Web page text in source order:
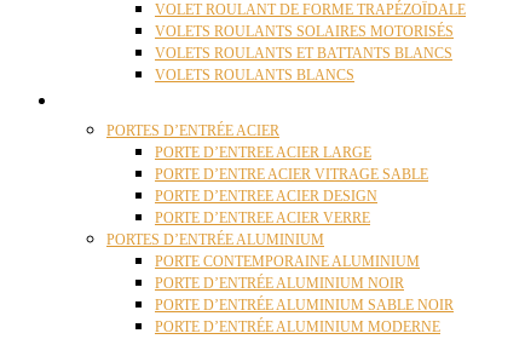
VOLET ROULANT DE FORME TRAPÉZOÏDALE
VOLETS ROULANTS SOLAIRES MOTORISÉS
VOLETS ROULANTS ET BATTANTS BLANCS
VOLETS ROULANTS BLANCS
PORTES D’ENTRÉE ACIER
PORTE D’ENTREE ACIER LARGE
PORTE D’ENTRE ACIER VITRAGE SABLE
PORTE D’ENTREE ACIER DESIGN
PORTE D’ENTREE ACIER VERRE
PORTES D’ENTRÉE ALUMINIUM
PORTE CONTEMPORAINE ALUMINIUM
PORTE D’ENTRÉE ALUMINIUM NOIR
PORTE D’ENTRÉE ALUMINIUM SABLE NOIR
PORTE D’ENTRÉE ALUMINIUM MODERNE